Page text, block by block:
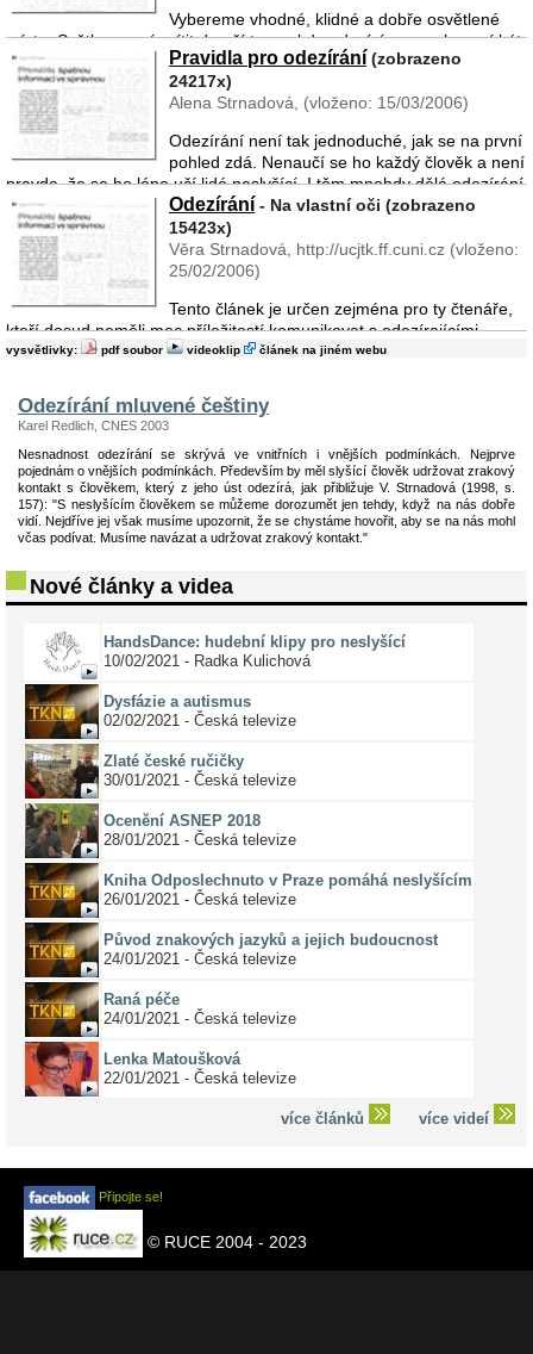
Vybereme vhodné, klidné a dobře osvětlené
místo. Světlo nesmí svítit do očí tomu, kdo odezírá, naopak musí být
osvětlena tvář toho kdo mluví. (Pokud jde O nedoslýchavěho
člověka, dbáme na to, aby v okolí nebyl I hluk.) Mus� ...
Pravidla pro odezírání (zobrazeno
24217x)
Alena Strnadová, (vloženo: 15/03/2006)
Odezírání není tak jednoduché, jak se na první
pohled zdá. Nenaučí se ho každý člověk a není
pravda, že se ho lépe učí lidé neslyšící. I těm mnohdy dělá odezírání
problémy a mnozí se jej nenaučí nikdy. Je k tomu potře ...
Odezírání - Na vlastní oči (zobrazeno
15423x)
Věra Strnadová, http://ucjtk.ff.cuni.cz (vloženo:
25/02/2006)
Tento článek je určen zejména pro ty čtenáře,
kteří dosud neměli moc příležitostí komunikovat s odezírajícími
neslyšícími či nedoslýchavými lidmi. Pokusím se zde popsat některé
vysvětlivky: pdf soubor videoklip článek na jiném webu
Odezírání mluvené češtiny
Karel Redlich, CNES 2003
Nesnadnost odezírání se skrývá ve vnitřních i vnějších podmínkách. Nejprve
pojednám o vnějších podmínkách. Především by měl slyšící člověk udržovat zrakový
kontakt s člověkem, který z jeho úst odezírá, jak přibližuje V. Strnadová (1998, s.
157): "S neslyšícím člověkem se můžeme dorozumět jen tehdy, když na nás dobře
vidí. Nejdříve jej však musíme upozornit, že se chystáme hovořit, aby se na nás mohl
včas podívat. Musíme navázat a udržovat zrakový kontakt."
Nové články a videa
HandsDance: hudební klipy pro neslyšící
10/02/2021 - Radka Kulichová
Dysfázie a autismus
02/02/2021 - Česká televize
Zlaté české ručičky
30/01/2021 - Česká televize
Ocenění ASNEP 2018
28/01/2021 - Česká televize
Kniha Odposlechnuto v Praze pomáhá neslyšícím
26/01/2021 - Česká televize
Původ znakových jazyků a jejich budoucnost
24/01/2021 - Česká televize
Raná péče
24/01/2021 - Česká televize
Lenka Matoušková
22/01/2021 - Česká televize
více článků více videí
Připojte se!
© RUCE 2004 - 2023